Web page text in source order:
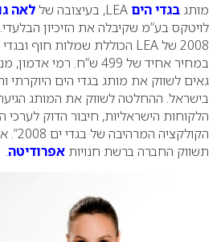
מותגבגדי הים LEA, בעיצובה שללאה
לויטקס בע”מ שקיבלה את הזיכיון
2008 של
LEA הכוללת שמלות חוף ובגדי
במחיר אחיד של 499 ש”ח.
גאים לשווק את מותג בגדי הים היוקרתי
בישראל. ההחלטה לשווק את המותג
הלקוחות הישראליות, חיבור הדוק לערכי
הקולקציה המרהיבה של בגדי ים 2008”. את בגדי הים של
תשווק החברה ברשת חנויות אפרודיטה.